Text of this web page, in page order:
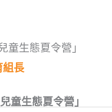
童生態夏令營」
組長
童生態夏令營」